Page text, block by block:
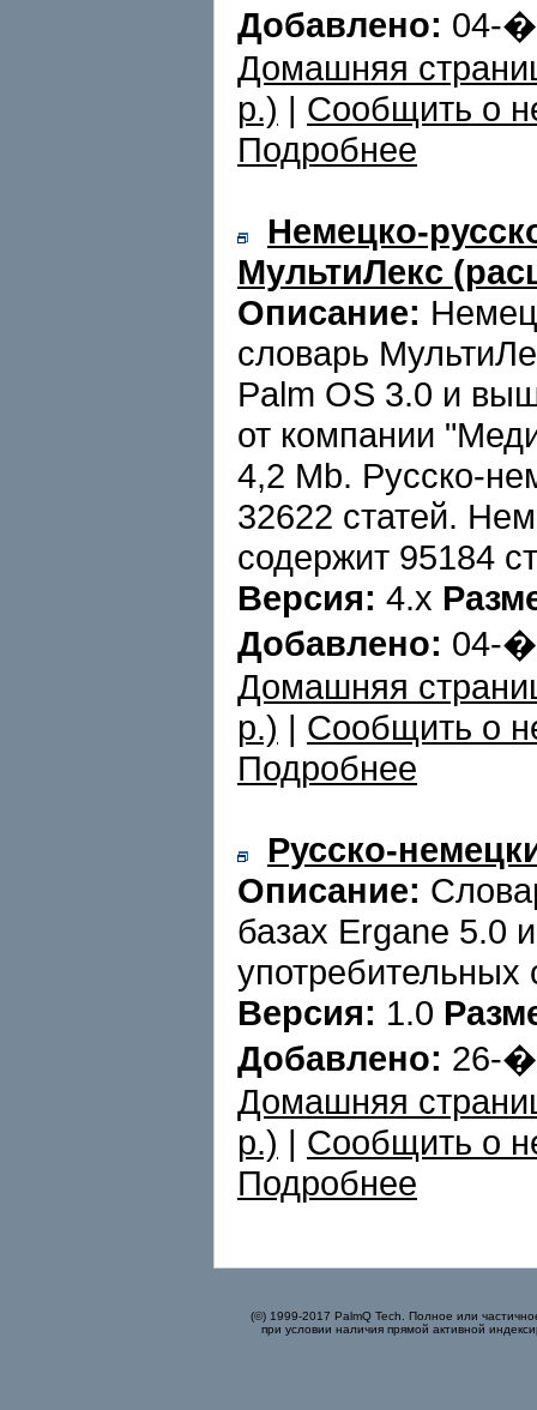
Добавлено: 04-
Домашняя
p.) | Сообщить о
Подробнее
Немецко-
МультиЛекс
Описание:
словарь
Palm OS 3.0 и
от компании
4,2 Mb. Русско-
32622 статей.
содержит 95184
Версия: 4.x
Добавлено: 04-
Домашняя
p.) | Сообщить о
Подробнее
Русско-
Описание:
базах Ergane 5.0
употребительных
Версия: 1.0
Добавлено: 26-
Домашняя
p.) | Сообщить о
Подробнее
(©) 1999-2017 PalmQ Tech. Полное или
при условии наличия прямой активной